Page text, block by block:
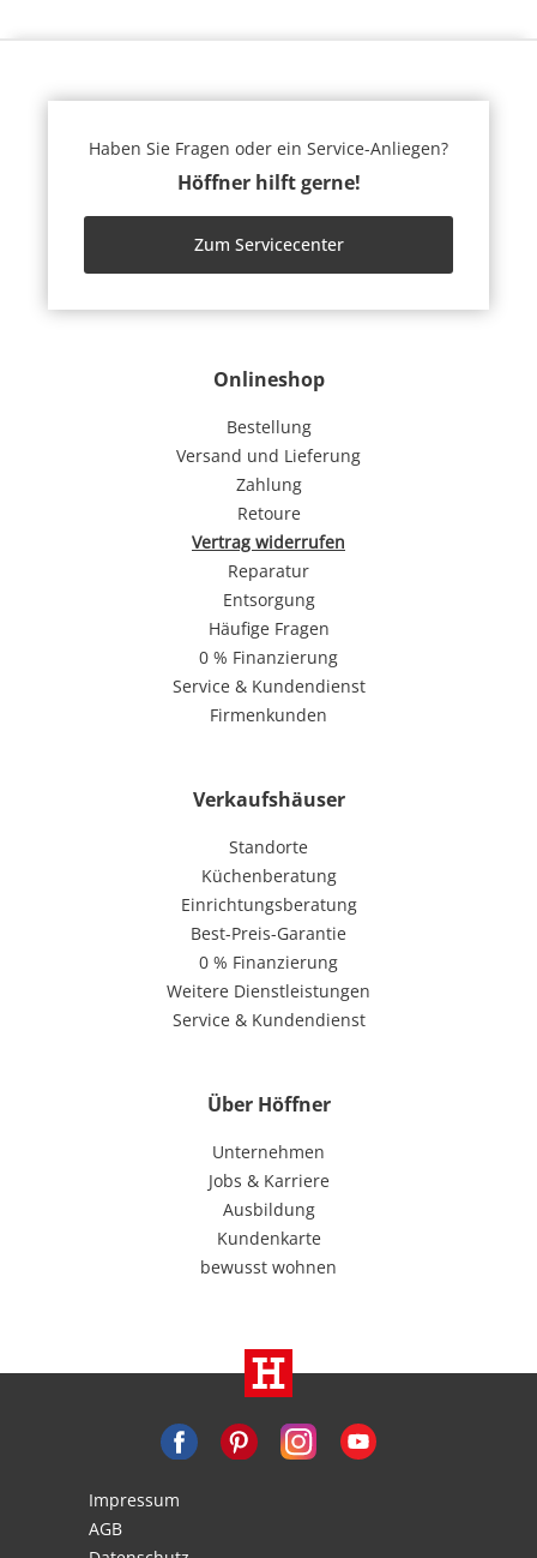
Onlineshop
Bestellung
Versand und Lieferung
Zahlung
Retoure
Vertrag widerrufen
Reparatur
Entsorgung
Häufige Fragen
0 % Finanzierung
Service & Kundendienst
Firmenkunden
Verkaufshäuser
Standorte
Küchenberatung
Einrichtungsberatung
Best-Preis-Garantie
0 % Finanzierung
Weitere Dienstleistungen
Service & Kundendienst
Über Höffner
Unternehmen
Jobs & Karriere
Ausbildung
Kundenkarte
bewusst wohnen
Haben Sie Fragen oder ein Service-Anliegen?
Höffner hilft gerne!
Zum Servicecenter
Impressum
AGB